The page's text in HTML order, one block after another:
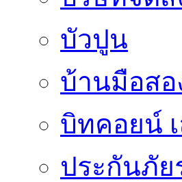
บัวปูน
บ้านมือสอ
บิทคอยน์
ประกันภัย